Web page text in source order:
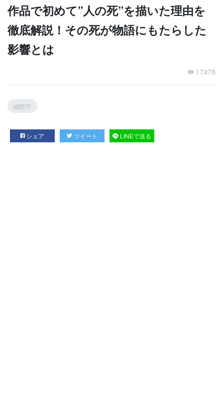
作品で初めて”人の死”を描いた理由を
徹底解説！その死が物語にもたらした
影響とは
17478
細田守
シェア ツイート LINEで送る